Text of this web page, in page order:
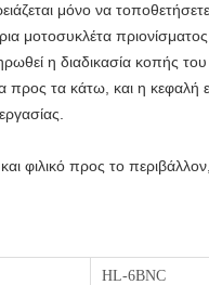
μόνο να
μοτοσυκλέτα
η διαδικασία κοπής του
προς τα κάτω, και η κεφαλή
φιλικό προς το
HL-6BNC